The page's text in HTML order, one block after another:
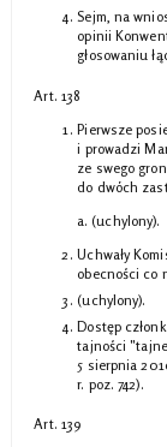
Sejm, na
opinii
głosowaniu
Art. 138
Pierwsze
i prowadzi
ze swego
do dwóch
(uchylony).
Uchwały
obecności co
(uchylony).
Dostęp
tajności
5 sierpnia
r. poz. 742).
Art. 139